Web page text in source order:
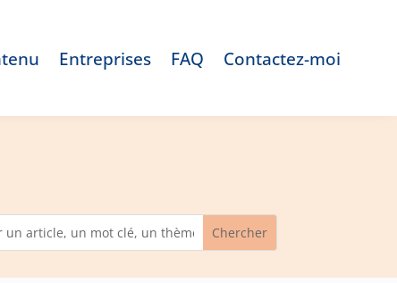
Entreprises FAQ Contactez-moi